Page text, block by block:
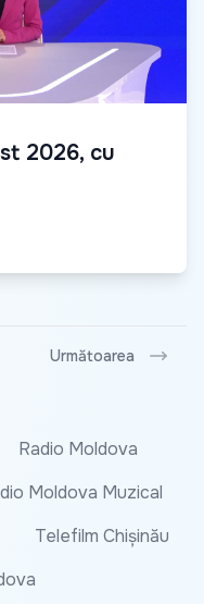
2026, cu
Următoarea
Radio Moldova
Moldova Muzical
Telefilm Chișinău